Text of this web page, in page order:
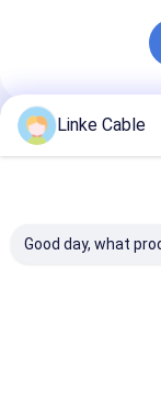
Polecane
Linke Cable
Good day, what